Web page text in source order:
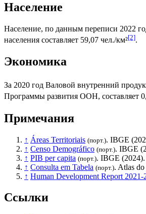
Население
Население, по данным переписи 2022
населения составляет 59,07 чел./км²[2].
Экономика
За 2020 год Валовой внутренний
Программы развития ООН, составляет
Примечания
↑ Áreas Territoriais (порт.). IBGE
↑ Censo Demográfico (порт.). IBGE
↑ PIB per capita (порт.). IBGE (2024).
↑ Consulta em Tabela (порт.). Atlas
↑ Human Development Report 2021-
Ссылки